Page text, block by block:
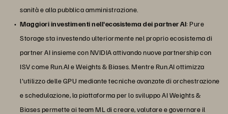
sanità e alla pubblica amministrazione.
Maggiori investimenti nell'ecosistema dei partner AI: Pure
Storage sta investendo ulteriormente nel proprio ecosistema di
partner AI insieme con NVIDIA attivando nuove partnership con
ISV come Run.AI e Weights & Biases. Mentre Run.AI ottimizza
l'utilizzo delle GPU mediante tecniche avanzate di orchestrazione
e schedulazione, la piattaforma per lo sviluppo AI Weights &
Biases permette ai team ML di creare, valutare e governare il